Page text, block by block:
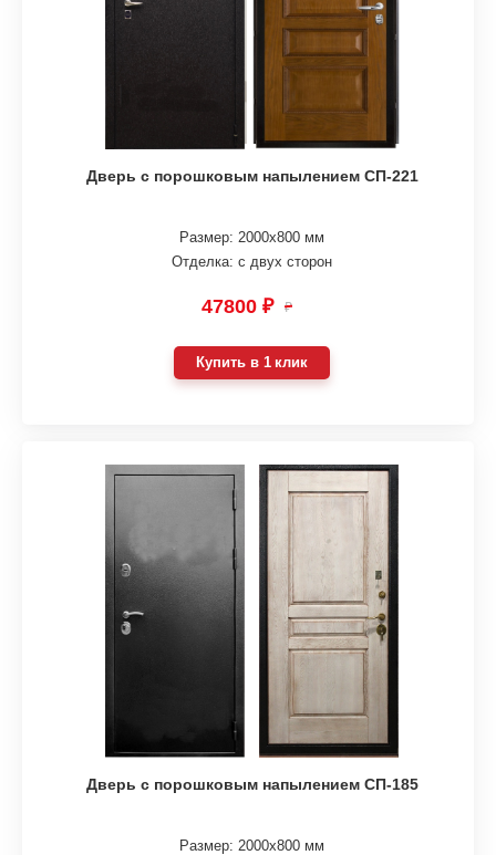
Дверь с порошковым напылением СП-221
Размер: 2000х800 мм
Отделка: с двух сторон
47800 ₽ ₽
Купить в 1 клик
Дверь с порошковым напылением СП-185
Размер: 2000х800 мм